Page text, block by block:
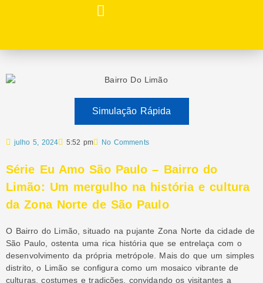
Simulação Rápida
julho 5, 2024 5:52 pm No Comments
Série Eu Amo São Paulo – Bairro do
Limão: Um mergulho na história e cultura
da Zona Norte de São Paulo
O Bairro do Limão, situado na pujante Zona Norte da cidade de
São Paulo, ostenta uma rica história que se entrelaça com o
desenvolvimento da própria metrópole. Mais do que um simples
distrito, o Limão se configura como um mosaico vibrante de
culturas, costumes e tradições, convidando os visitantes a